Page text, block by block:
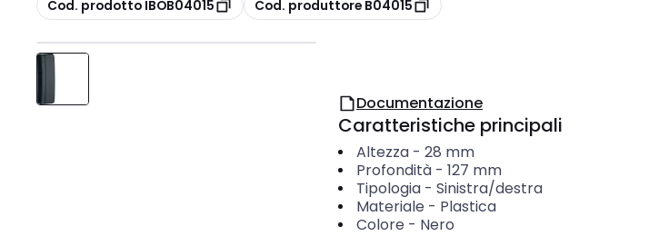
Cod. prodotto IBOB04015 Cod. produttore B04015
Documentazione
Caratteristiche principali
Altezza- 28 mm
Profondità- 127 mm
Tipologia- Sinistra/destra
Materiale - Plastica
Colore - Nero